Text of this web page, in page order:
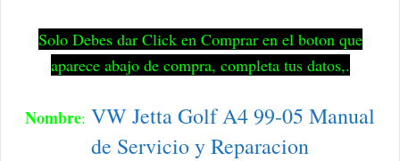
Solo Debes dar Click en Comprar en el boton que
aparece abajo de compra, completa tus datos,.
Nombre: VW Jetta Golf A4 99-05 Manual
de Servicio y Reparacion